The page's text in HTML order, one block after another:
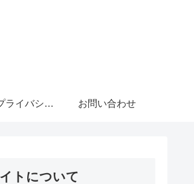
当サイトのプライバシーポリシーについて お問い合わせ
トについて